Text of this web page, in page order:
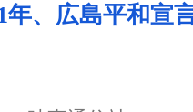
年、広島平和宣